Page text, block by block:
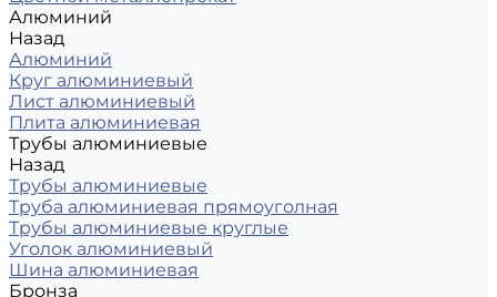
Алюминий
Назад
Алюминий
Круг алюминиевый
Лист алюминиевый
Плита алюминиевая
Трубы алюминиевые
Назад
Трубы алюминиевые
Труба алюминиевая прямоуголная
Трубы алюминиевые круглые
Уголок алюминиевый
Шина алюминиевая
Бронза